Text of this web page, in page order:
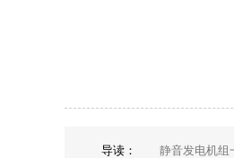
导读： 静音发电机组一